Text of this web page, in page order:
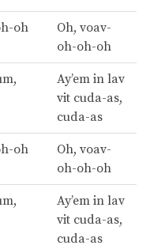
oh
Oh, voav-
oh-oh-oh
Ay’em in lav
vit cuda-as,
cuda-as
oh
Oh, voav-
oh-oh-oh
Ay’em in lav
vit cuda-as,
cuda-as